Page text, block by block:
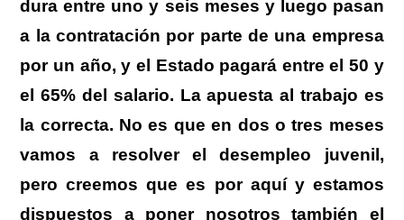
dura entre uno y seis meses y luego pasan
a la contratación por parte de una empresa
por un año, y el Estado pagará entre el 50 y
el 65% del salario. La apuesta al trabajo es
la correcta. No es que en dos o tres meses
vamos a resolver el desempleo juvenil,
pero creemos que es por aquí y estamos
dispuestos a poner nosotros también el